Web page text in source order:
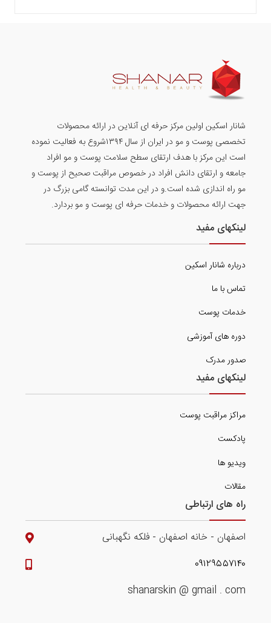
شانار اسکین اولین مرکز حرفه ای آنلاین در ارائه محصولات
تخصصی پوست و مو در ایران از سال ۱۳۹۴شروع به فعالیت نموده
است این مرکز با هدف ارتقای سطح سلامت پوست و مو افراد
جامعه و ارتقای دانش افراد در خصوص مراقبت صحیح از پوست و
مو راه اندازی شده است.و در این مدت توانسته گامی بزرگ در
جهت ارائه محصولات و خدمات حرفه ای پوست و مو بردارد.
لینکهای مفید
درباره شانار اسکین
تماس با ما
خدمات پوست
دوره های آموزشی
صدور مدرک
لینکهای مفید
مراکز مراقبت پوست
پادکست
ویدیو ها
مقالات
راه های ارتباطی
اصفهان - خانه اصفهان - فلکه نگهبانی
۰۹۱۲۹۵۵۷۱۴۰
shanarskin @ gmail . com